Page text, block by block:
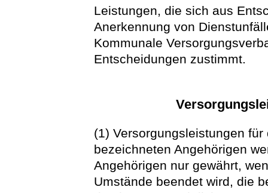
Leistungen, die sich aus
Anerkennung von
Kommunale
Entscheidungen zustimmt.
(1) Versorgungsleistungen
bezeichneten Angehörigen
Angehörigen nur gewährt,
Umstände beendet wird, die